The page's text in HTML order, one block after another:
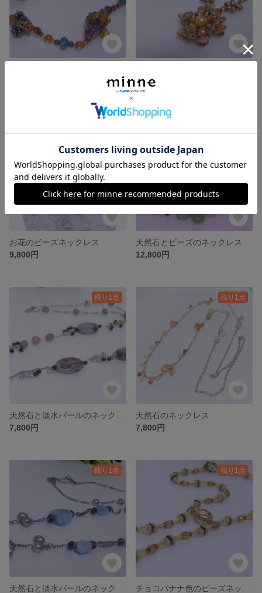
4,800円
お花のビーズネックレス
9,800円
天然石とビーズのネックレス
12,800円
残り1点
7,800円
残り1点
天然石のネックレス
7,800円
残り1点 残り1点